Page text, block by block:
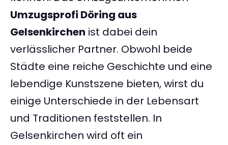
Umzugsprofi Döring aus
Gelsenkirchen ist dabei dein
verlässlicher Partner. Obwohl beide
Städte eine reiche Geschichte und eine
lebendige Kunstszene bieten, wirst du
einige Unterschiede in der Lebensart
und Traditionen feststellen. In
Gelsenkirchen wird oft ein